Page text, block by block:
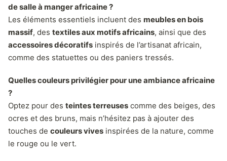
de salle à manger africaine ?
Les éléments essentiels incluent des meubles en bois
massif, des textiles aux motifs africains, ainsi que des
accessoires décoratifs inspirés de l’artisanat africain,
comme des statuettes ou des paniers tressés.
Quelles couleurs privilégier pour une ambiance africaine
?
Optez pour des teintes terreuses comme des beiges, des
ocres et des bruns, mais n’hésitez pas à ajouter des
touches de couleurs vives inspirées de la nature, comme
le rouge ou le vert.